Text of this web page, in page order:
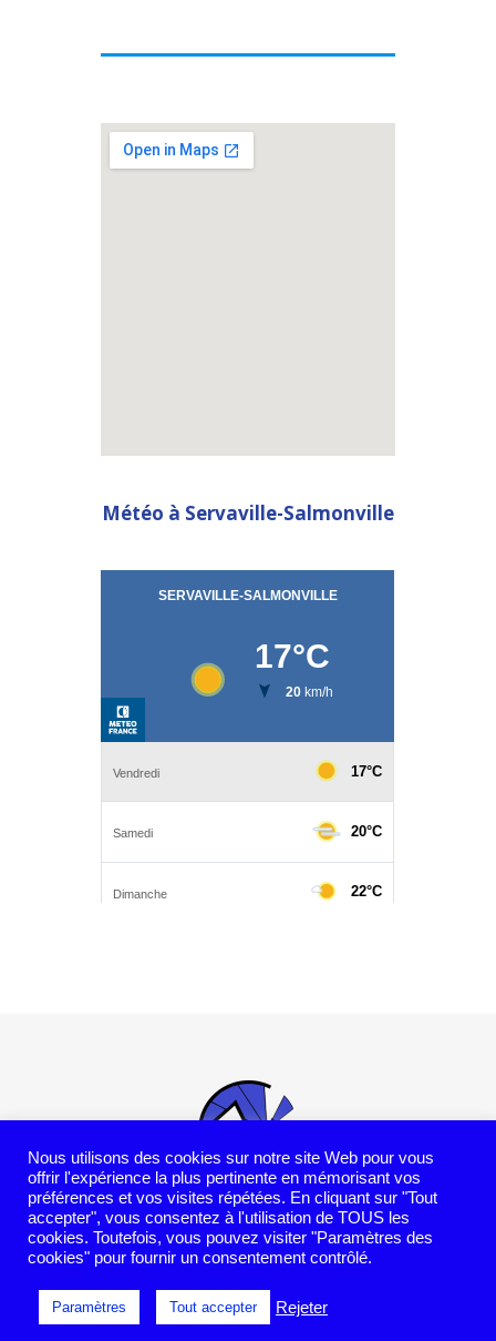
Météo à Servaville-Salmonville
2026 - Copyright © ASCSS -
Nous utilisons des cookies sur notre site Web pour vous
offrir l'expérience la plus pertinente en mémorisant vos
préférences et vos visites répétées. En cliquant sur "Tout
accepter", vous consentez à l'utilisation de TOUS les
cookies. Toutefois, vous pouvez visiter "Paramètres des
cookies" pour fournir un consentement contrôlé.
Paramètres Tout accepter Rejeter